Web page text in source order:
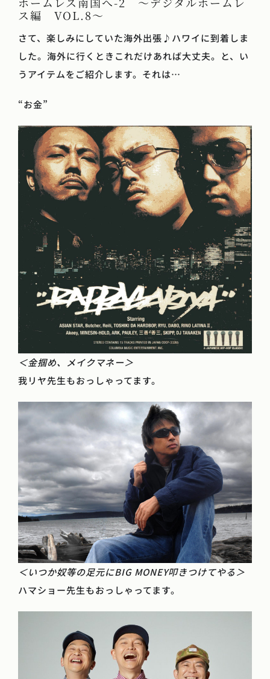
ス編 VOL.8〜
さて、楽しみにしていた海外出張♪ハワイに到着しま
した。海外に行くときこれだけあれば大丈夫。と、い
うアイテムをご紹介します。それは…
“お金”
＜金掴め、メイクマネー＞
我リヤ先生もおっしゃってます。
＜いつか奴等の足元にBIG MONEY叩きつけてやる＞
ハマショー先生もおっしゃってます。